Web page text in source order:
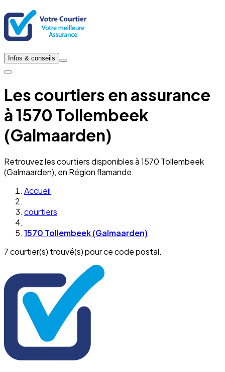
Infos & conseils
Les courtiers en assurance
à 1570 Tollembeek
(Galmaarden)
Retrouvez les courtiers disponibles à 1570 Tollembeek
(Galmaarden), en Région flamande.
Accueil
courtiers
1570 Tollembeek (Galmaarden)
7 courtier(s) trouvé(s) pour ce code postal.